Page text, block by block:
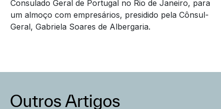
Consulado Geral de Portugal no Rio de Janeiro, para
um almoço com empresários, presidido pela Cônsul-
Geral, Gabriela Soares de Albergaria.
Outros Artigos